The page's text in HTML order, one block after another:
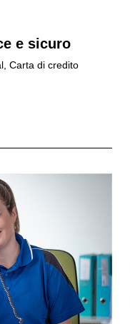
e sicuro
Carta di credito